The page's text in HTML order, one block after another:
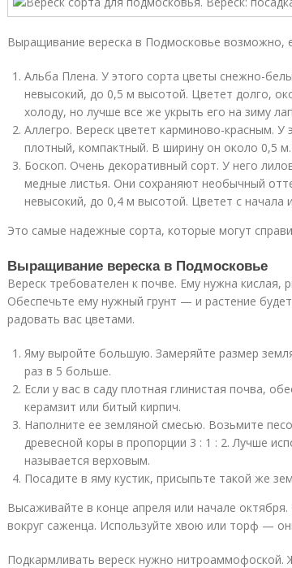
Выращивание вереска в Подмосковье возможно,
Альба Плена. У этого сорта цветы снежно-
невысокий, до 0,5 м высотой. Цветет долго,
холоду, но лучше все же укрыть его на зиму
Аллегро. Вереск цветет карминово-красным. У
плотный, компактный. В ширину он около 0,5
Боскоп. Очень декоративный сорт. У него
медные листья. Они сохраняют необычный
невысокий, до 0,4 м высотой. Цветет с начала
Это самые надежные сорта, которые могут
Выращивание вереска в Подмосковье
Вереск требователен к почве. Ему нужна кислая,
Обеспечьте ему нужный грунт — и растение
радовать вас цветами.
Яму выройте большую. Замеряйте размер
раз в 5 больше.
Если у вас в саду плотная глинистая почва,
керамзит или битый кирпич.
Наполните ее земляной смесью. Возьмите
древесной коры в пропорции 3 : 1 : 2. Лучше
называется верховым.
Посадите в яму кустик, присыпьте такой же
Высаживайте в конце апреля или начале
вокруг саженца. Используйте хвою или торф —
Подкармливать вереск нужно нитроаммофоской.